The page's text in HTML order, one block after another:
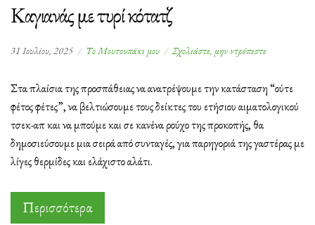
Καγιανάς με τυρί κότατζ
31 Ιουλίου, 2025 Το Μουτουπάκι μου Σχολιάστε, μην ντρέπεστεστο
τυρί
κότατζ
Στα πλαίσια της προσπάθειας να ανατρέψουμε την κατάσταση “ούτε
φέτος φέτες”, να βελτιώσουμε τους δείκτες του ετήσιου αιματολογικού
τσεκ-απ και να μπούμε και σε κανένα ρούχο της προκοπής, θα
δημοσιεύσουμε μια σειρά από συνταγές, για παρηγοριά της γαστέρας με
λίγες θερμίδες και ελάχιστο αλάτι.
Περισσότερα